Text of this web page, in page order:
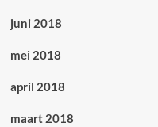
juni 2018
mei 2018
april 2018
maart 2018